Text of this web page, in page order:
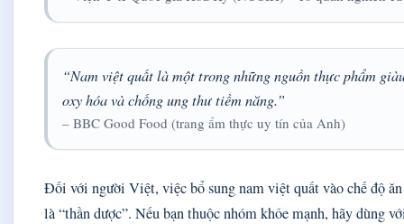
“Nam việt quất là một trong những nguồn thực phẩm
oxy hóa và chống ung thư tiềm năng.”
– BBC Good Food (trang ẩm thực uy tín của Anh)
Đối với người Việt, việc bổ sung nam việt quất vào chế độ
là “thần dược”. Nếu bạn thuộc nhóm khỏe mạnh, hãy dùng